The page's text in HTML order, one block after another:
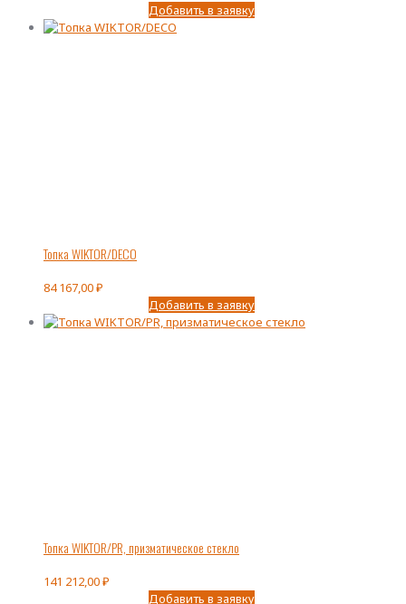
Добавить в заявку
Топка WIKTOR/DECO
84 167,00₽
Добавить в заявку
Топка WIKTOR/PR, призматическое стекло
141 212,00₽
Добавить в заявку